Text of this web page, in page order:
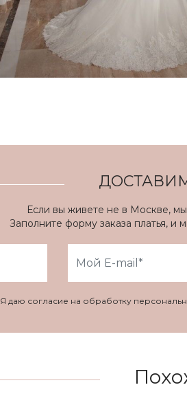
Если вы живете не в Москве,
Заполните форму заказа платья, и
Я даю согласие на обработку